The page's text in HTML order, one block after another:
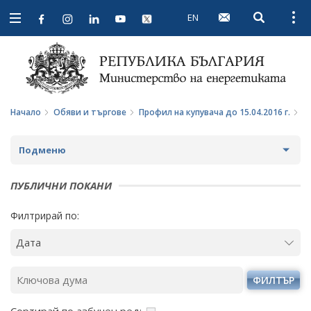
Open
navigation
EN Open
Начало Обяви и търгове Профил на купувача до 15.04.2016 г.
Подменю
ПРОФИЛ НА КУПУВАЧА
ВЪТРЕШНИ ПРАВИЛА И ДОКУМЕНТИ
ПАЗАРНИ КОНСУЛТАЦИИ
ПРОФИЛ НА КУПУВАЧА ДО 15.04.2016 Г.
ВЪТРЕШНИ ПРАВИЛА И ДОКУМЕНТИ
ПУБЛИЧНИ ПОКАНИ
Филтрирай по:
ФИЛТЪР